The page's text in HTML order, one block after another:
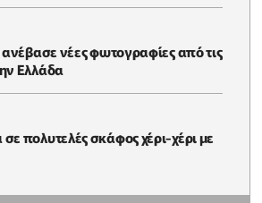
νέες φωτογραφίες από τις
Ελλάδα
πολυτελές σκάφος χέρι-χέρι με